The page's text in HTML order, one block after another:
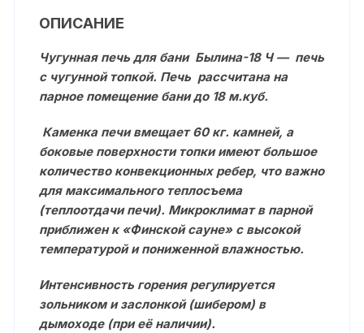
ОПИСАНИЕ
Чугунная печь для бани Былина-18 Ч — печь
с чугунной топкой. Печь рассчитана на
парное помещение бани до 18 м.куб.
Каменка печи вмещает 60 кг. камней, а
боковые поверхности топки имеют большое
количество конвекционных ребер, что важно
для максимального теплосъема
(теплоотдачи печи). Микроклимат в парной
приближен к «Финской сауне» с высокой
температурой и пониженной влажностью.
Интенсивность горения регулируется
зольником и заслонкой (шибером) в
дымоходе (при её наличии).